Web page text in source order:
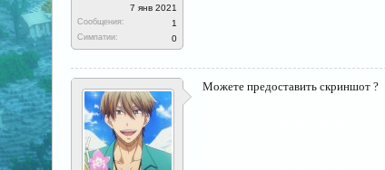
7 янв 2021
Сообщения: 1
Симпатии: 0
Можете предоставить скриншот ?